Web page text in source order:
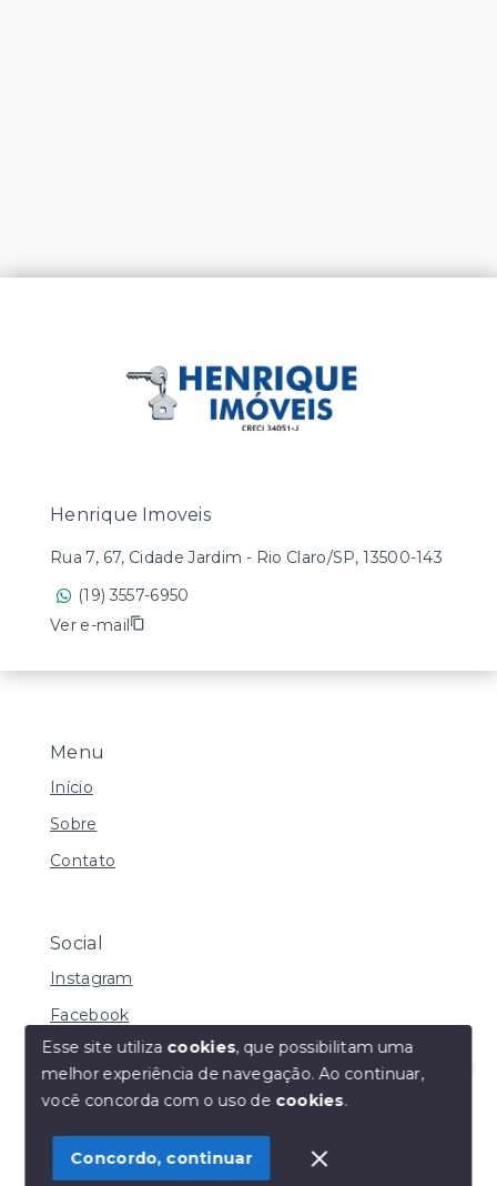
Olá! Estamos disponíveis para te ajudar.
Menu
Início
Sobre
Contato
Social
Instagram
Facebook
© Copyright 2026 - Henrique Imoveis - Todos os
SITE PARA IMOBILIARIA
Henrique Imoveis
Rua 7, 67, Cidade Jardim - Rio Claro/SP, 13500-143
(19) 3557-6950
Ver e-mail
Esse site utiliza cookies, que possibilitam uma
melhor experiência de navegação.Ao continuar,
você concorda com o uso de cookies.
Concordo, continuar